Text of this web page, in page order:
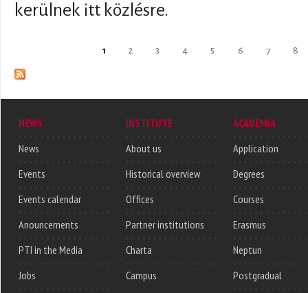
kerülnek itt közlésre.
1 2 3 4 5 6 7 8
NEWS
News
Events
Events calendar
Anouncements
PTI in the Media
Jobs
INSTITUTE
About us
Historical overview
Offices
Partner institutions
Charta
Campus
ACADEMIA
Application
Degrees
Courses
Erasmus
Neptun
Postgradual